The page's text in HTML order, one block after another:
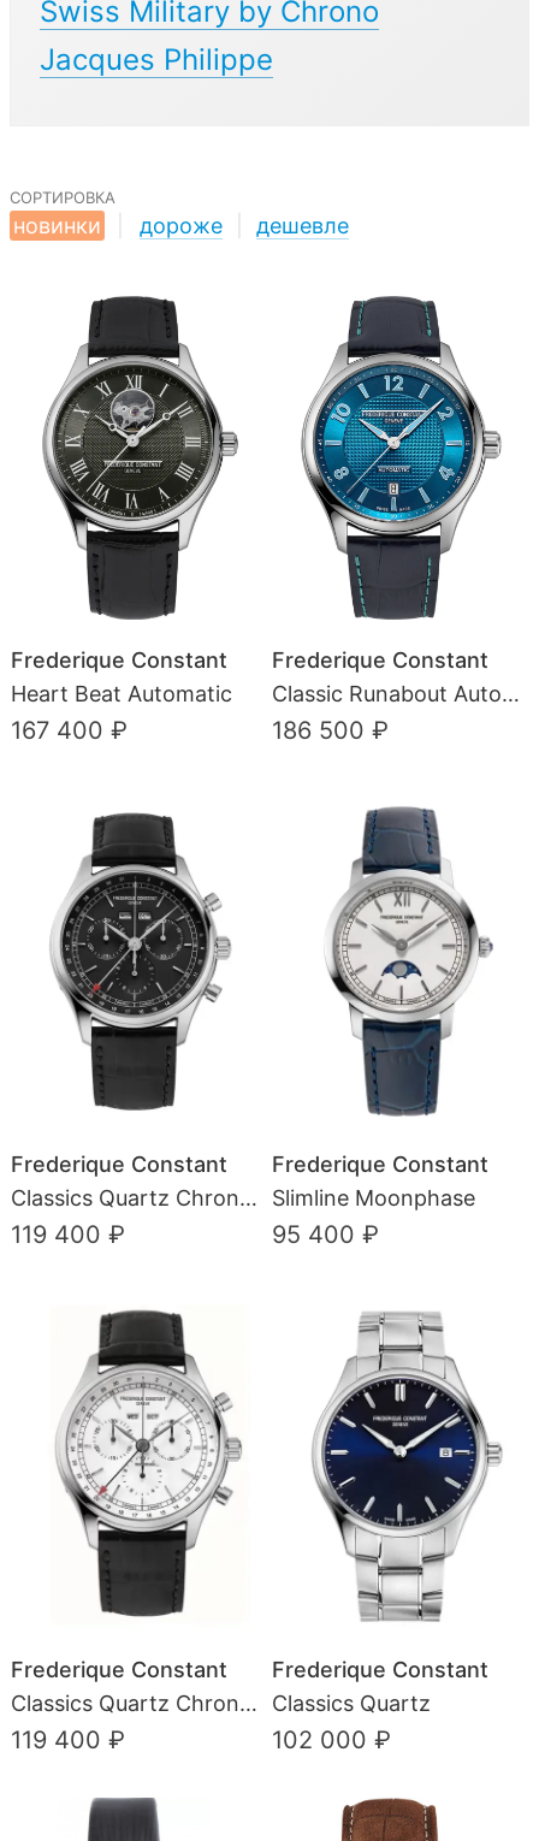
Swiss Military by Chrono
Jacques Philippe
сортировка
новинки
дороже дешевле
Frederique Constant
Heart Beat Automatic
167 400 ₽
Frederique Constant
Classic Runabout Automatic Limited Edition
186 500 ₽
Frederique Constant
Classics Quartz Chronograph
119 400 ₽
Frederique Constant
Slimline Moonphase
95 400 ₽
Frederique Constant
Classics Quartz Chronograph
119 400 ₽
Frederique Constant
Classics Quartz
102 000 ₽